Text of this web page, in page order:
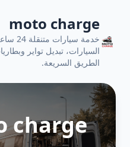
moto charge
خدمة
السيارات، تبديل تواير
الطريق السريعة.
charge